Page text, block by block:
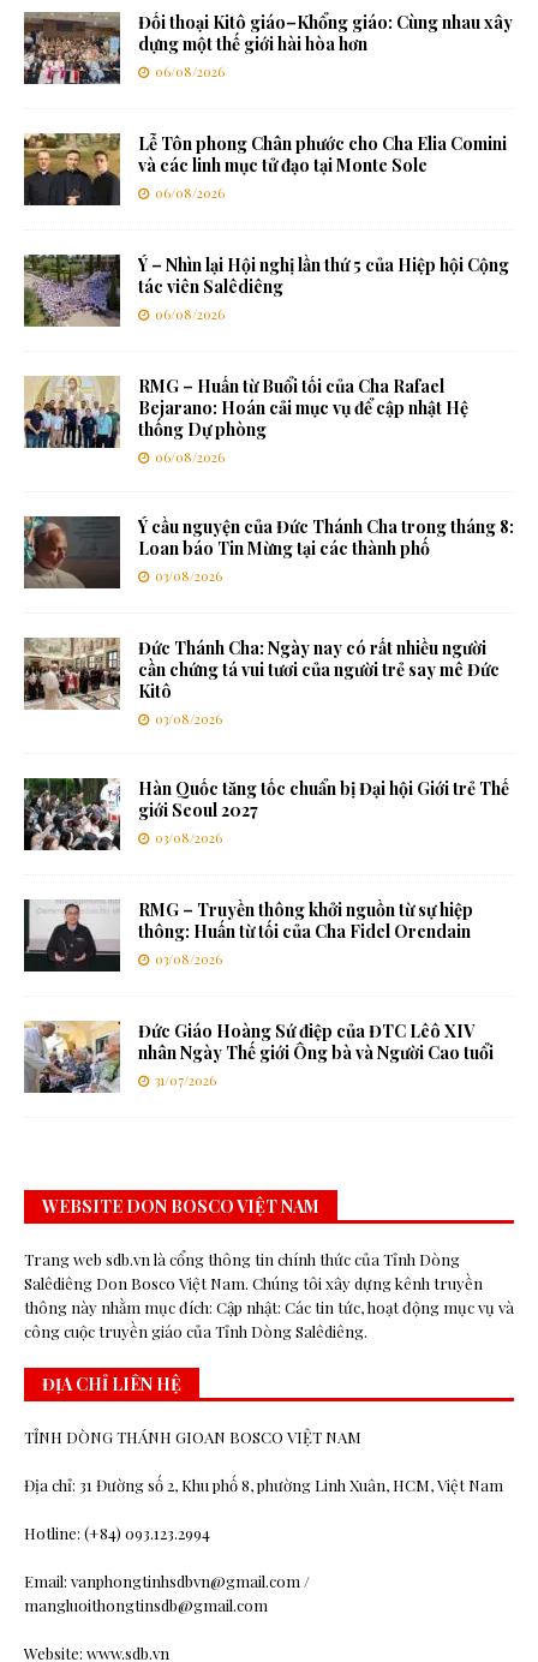
Đối thoại Kitô giáo–Khổng giáo: Cùng nhau xây
dựng một thế giới hài hòa hơn
06/08/2026
Lễ Tôn phong Chân phước cho Cha Elia Comini
và các linh mục tử đạo tại Monte Sole
06/08/2026
Ý – Nhìn lại Hội nghị lần thứ 5 của Hiệp hội Cộng
tác viên Salêdiêng
06/08/2026
RMG – Huấn từ Buổi tối của Cha Rafael
Bejarano: Hoán cải mục vụ để cập nhật Hệ
thống Dự phòng
06/08/2026
Ý cầu nguyện của Đức Thánh Cha trong tháng 8:
Loan báo Tin Mừng tại các thành phố
03/08/2026
Đức Thánh Cha: Ngày nay có rất nhiều người
cần chứng tá vui tươi của người trẻ say mê Đức
Kitô
03/08/2026
Hàn Quốc tăng tốc chuẩn bị Đại hội Giới trẻ Thế
giới Seoul 2027
03/08/2026
RMG – Truyền thông khởi nguồn từ sự hiệp
thông: Huấn từ tối của Cha Fidel Orendain
03/08/2026
Đức Giáo Hoàng Sứ điệp của ĐTC Lêô XIV
nhân Ngày Thế giới Ông bà và Người Cao tuổi
31/07/2026
WEBSITE DON BOSCO VIỆT NAM
Trang web sdb.vn là cổng thông tin chính thức của Tỉnh Dòng
Salêdiêng Don Bosco Việt Nam. Chúng tôi xây dựng kênh truyền
thông này nhằm mục đích: Cập nhật: Các tin tức, hoạt động mục vụ và
công cuộc truyền giáo của Tỉnh Dòng Salêdiêng.
ĐỊA CHỈ LIÊN HỆ
TỈNH DÒNG THÁNH GIOAN BOSCO VIỆT NAM
Địa chỉ: 31 Đường số 2, Khu phố 8, phường Linh Xuân, HCM, Việt Nam
Hotline: (+84) 093.123.2994
Email: vanphongtinhsdbvn@gmail.com /
mangluoithongtinsdb@gmail.com
Website: www.sdb.vn